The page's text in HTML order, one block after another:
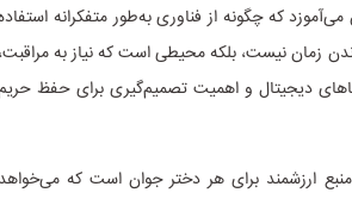
که چگونه از فناوری به‌طور متفکرانه
زمان نیست، بلکه محیطی است که نیاز به مراقبت،
دیجیتال و اهمیت تصمیم‌گیری برای حفظ
ارزشمند برای هر دختر جوان است که می‌خواهد